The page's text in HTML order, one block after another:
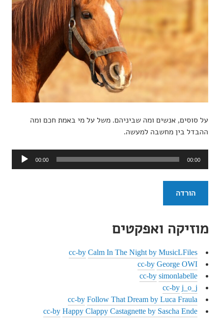
על סוסים, אנשים ומה שביניהם. משל על מי באמת חכם ומה
ההבדל בין מחשבה למעשה.
אודיו
00:00 00:00
הורדה
מוזיקה ואפקטים
cc-byCalm In The Night by MusicLFiles
cc-byGeorge OWI
cc-bysimonlabelle
cc-byj_o_j
cc-byFollow That Dream by Luca Fraula
cc-byHappy Clappy Castagnette by Sascha Ende